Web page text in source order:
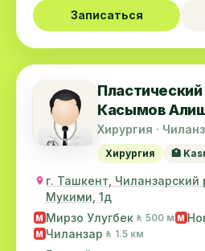
Записаться
Пластический
Касымов
Хирургия ·
Хирургия 🏥
г. Ташкент, Чиланзарский
Мукими, 1д
M Мирзо Улугбек 🚶 500 м M
M Чиланзар 🚶 1.5 км